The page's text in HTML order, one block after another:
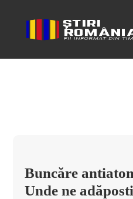
buncare bucuresti
Buncăre
Unde ne